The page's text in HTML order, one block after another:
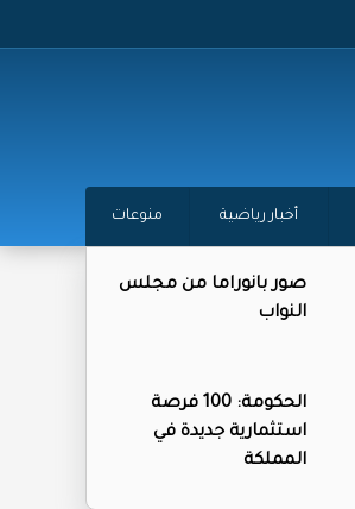
أخبار رياضية منوعات
صور بانوراما من مجلس
النواب
الحكومة: 100 فرصة
استثمارية جديدة في
المملكة